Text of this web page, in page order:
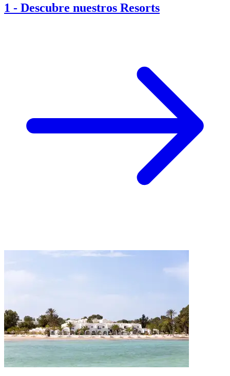
1 - Descubre nuestros Resorts